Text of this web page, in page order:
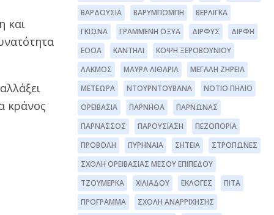
και
κράνος
ΒΑΡΔΟΎΣΙΑ
ΒΑΡΥΜΠΌΜΠΗ
ΒΕΡΛΊΓΚΑ
ΓΚΙΏΝΑ
ΓΡΑΜΜΈΝΗ ΟΞΥΆ ΔΊΡΦΥΣ
ΔΙΡΦΗ
ΕΟΟΑ
ΚΑΝΤΉΛΙ
ΚΌΨΗ ΞΕΡΟΒΟΥΝΊΟΥ
ΛΆΚΜΟΣ
ΜΑΥΡΑ ΛΙΘΆΡΙΑ
ΜΕΓΆΛΗ ΖΉΡΕΙΑ
ΜΕΤΈΩΡΑ
ΝΤΟΥΡΝΤΟΥΒΆΝΑ
ΝΌΤΙΟ ΠΉΛΙΟ
ΟΡΕΙΒΑΣΊΑ
ΠΆΡΝΗΘΑ
ΠΆΡΝΩΝΑΣ
ΠΑΡΝΑΣΣΌΣ
ΠΑΡΟΥΣΊΑΣΗ
ΠΕΖΟΠΟΡΊΑ
ΠΡΟΒΟΛΉ
ΠΥΡΗΝΑΊΑ ΣΗΤΕΊΑ
ΣΤΡΌΠΩΝΕΣ
ΣΧΟΛΉ ΟΡΕΙΒΑΣΊΑΣ ΜΈΣΟΥ ΕΠΙΠΈΔΟΥ
ΤΖΟΥΜΈΡΚΑ
ΧΙΛΙΑΔΟΎ ΕΚΛΟΓΈΣ
ΠΊΤΑ
ΠΡΌΓΡΑΜΜΑ
ΣΧΟΛΉ ΑΝΑΡΡΊΧΗΣΗΣ